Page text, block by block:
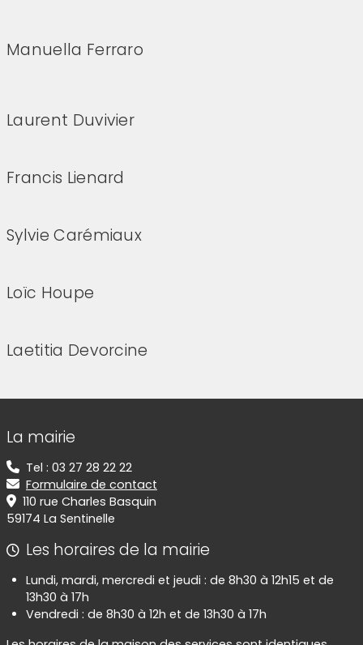
Manuella Ferraro
Laurent Duvivier
Francis Lienard
Sylvie Carémiaux
Loïc Houpe
Laetitia Devorcine
Informations de contact
La mairie
Tel : 03 27 28 22 22
Formulaire de contact
110 rue Charles Basquin
59174 La Sentinelle
Les horaires de la mairie
Lundi, mardi, mercredi et jeudi : de 8h30 à 12h15 et de
13h30 à 17h
Vendredi : de 8h30 à 12h et de 13h30 à 17h